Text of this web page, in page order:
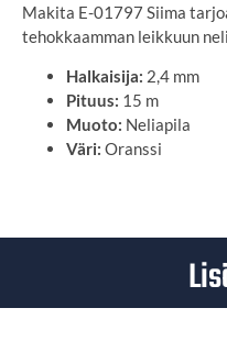
Makita E-01797 Siima
tehokkaamman leikkuun
Halkaisija: 2,4 mm
Pituus: 15 m
Muoto: Neliapila
Väri: Oranssi